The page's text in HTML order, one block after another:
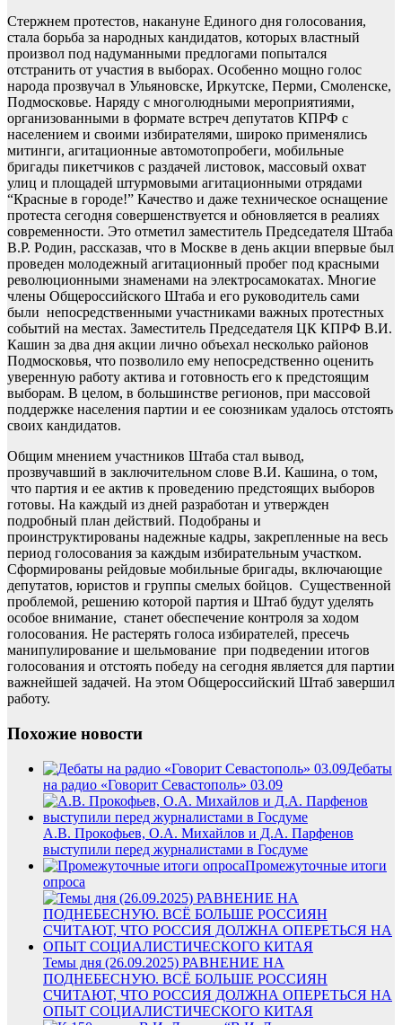
Стержнем протестов, накануне Единого дня голосования,
стала борьба за народных кандидатов, которых властный
произвол под надуманными предлогами попытался
отстранить от участия в выборах. Особенно мощно голос
народа прозвучал в Ульяновске, Иркутске, Перми, Смоленске,
Подмосковье. Наряду с многолюдными мероприятиями,
организованными в формате встреч депутатов КПРФ с
населением и своими избирателями, широко применялись
митинги, агитационные автомотопробеги, мобильные
бригады пикетчиков с раздачей листовок, массовый охват
улиц и площадей штурмовыми агитационными отрядами
“Красные в городе!” Качество и даже техническое оснащение
протеста сегодня совершенствуется и обновляется в реалиях
современности. Это отметил заместитель Председателя Штаба
В.Р. Родин, рассказав, что в Москве в день акции впервые был
проведен молодежный агитационный пробег под красными
революционными знаменами на электросамокатах. Многие
члены Общероссийского Штаба и его руководитель сами
были непосредственными участниками важных протестных
событий на местах. Заместитель Председателя ЦК КПРФ В.И.
Кашин за два дня акции лично объехал несколько районов
Подмосковья, что позволило ему непосредственно оценить
уверенную работу актива и готовность его к предстоящим
выборам. В целом, в большинстве регионов, при массовой
поддержке населения партии и ее союзникам удалось отстоять
своих кандидатов.
Общим мнением участников Штаба стал вывод,
прозвучавший в заключительном слове В.И. Кашина, о том,
что партия и ее актив к проведению предстоящих выборов
готовы. На каждый из дней разработан и утвержден
подробный план действий. Подобраны и
проинструктированы надежные кадры, закрепленные на весь
период голосования за каждым избирательным участком.
Сформированы рейдовые мобильные бригады, включающие
депутатов, юристов и группы смелых бойцов. Существенной
проблемой, решению которой партия и Штаб будут уделять
особое внимание, станет обеспечение контроля за ходом
голосования. Не растерять голоса избирателей, пресечь
манипулирование и шельмование при подведении итогов
голосования и отстоять победу на сегодня является для партии
важнейшей задачей. На этом Общероссийский Штаб завершил
работу.
Похожие новости
Дебаты
на радио «Говорит Севастополь» 03.09
А.В. Прокофьев, О.А. Михайлов и Д.А. Парфенов
выступили перед журналистами в Госдуме
Промежуточные итоги
опроса
Темы дня (26.09.2025) РАВНЕНИЕ НА
ПОДНЕБЕСНУЮ. ВСЁ БОЛЬШЕ РОССИЯН
СЧИТАЮТ, ЧТО РОССИЯ ДОЛЖНА ОПЕРЕТЬСЯ НА
ОПЫТ СОЦИАЛИСТИЧЕСКОГО КИТАЯ